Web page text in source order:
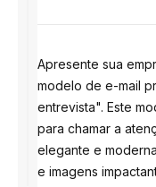
Apresente sua
modelo de e-mail
entrevista". Este
para chamar a
elegante e
e imagens